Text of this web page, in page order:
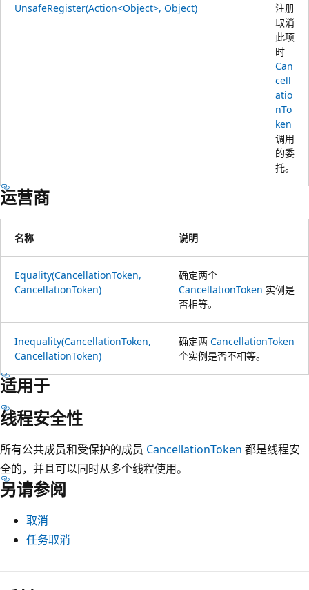
UnsafeRegister(Action<Object>, Object)
注册
取消
此项
时
Can
cell
atio
nTo
ken
调用
的委
托。
运营商
名称 说明
Equality(CancellationToken,
CancellationToken)
确定两个
CancellationToken 实例是
否相等。
Inequality(CancellationToken,
CancellationToken)
确定两 CancellationToken
个实例是否不相等。
适用于
线程安全性
所有公共成员和受保护的成员 CancellationToken 都是线程安
全的，并且可以同时从多个线程使用。
另请参阅
取消
任务取消